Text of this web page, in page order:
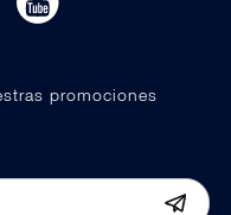
promociones